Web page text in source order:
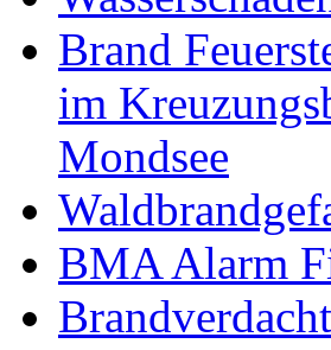
Brand
im
Mondsee
BMA Alarm